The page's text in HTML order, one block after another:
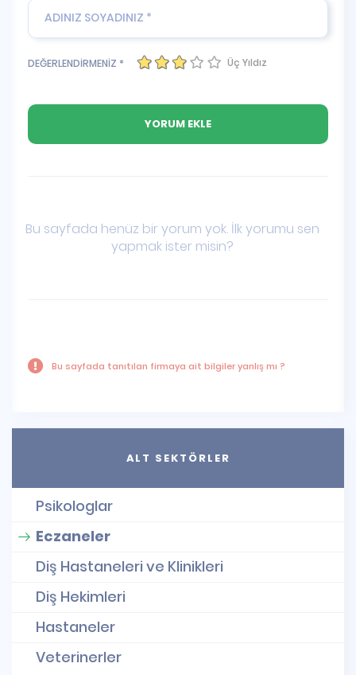
DEĞERLENDİRMENİZ * Üç Yıldız
Bu sayfada henüz bir yorum yok. İlk yorumu sen
yapmak ister misin?
Bu sayfada tanıtılan firmaya ait bilgiler yanlış mı ?
ALT SEKTÖRLER
Psikologlar
Eczaneler
Diş Hastaneleri ve Klinikleri
Diş Hekimleri
Hastaneler
Veterinerler